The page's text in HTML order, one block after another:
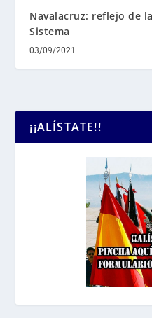
Navalacruz: reflejo de
Sistema
03/09/2021
¡¡ALÍSTATE!!